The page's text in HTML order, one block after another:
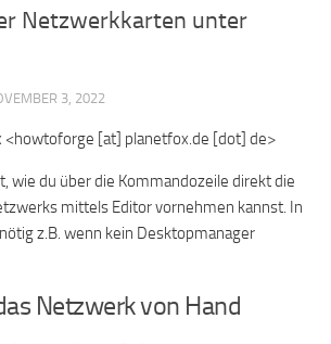
Netzwerkkarten unter
3, 2022
<howtoforge [at] planetfox.de [dot] de>
wie du über die Kommandozeile direkt die
mittels Editor vornehmen kannst. In
z.B. wenn kein Desktopmanager
Netzwerk von Hand